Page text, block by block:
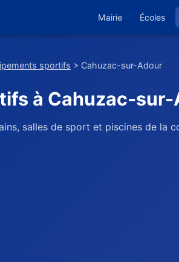
Mairie Écoles
sportifs > Cahuzac-sur-Adour
à Cahuzac-
salles de sport et piscines de la